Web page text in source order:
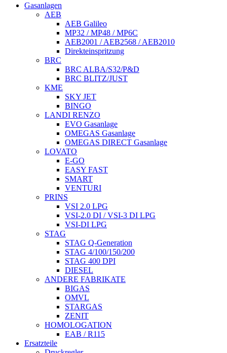
Gasanlagen
AEB
AEB Galileo
MP32 / MP48 / MP6C
AEB2001 / AEB2568 / AEB2010
Direkteinspritzung
BRC
BRC ALBA/S32/P&D
BRC BLITZ/JUST
KME
SKY JET
BINGO
LANDI RENZO
EVO Gasanlage
OMEGAS Gasanlage
OMEGAS DIRECT Gasanlage
LOVATO
E-GO
EASY FAST
SMART
VENTURI
PRINS
VSI 2.0 LPG
VSI-2.0 DI / VSI-3 DI LPG
VSI-DI LPG
STAG
STAG Q-Generation
STAG 4/100/150/200
STAG 400 DPI
DIESEL
ANDERE FABRIKATE
BIGAS
OMVL
STARGAS
ZENIT
HOMOLOGATION
EAB / R115
Ersatzteile